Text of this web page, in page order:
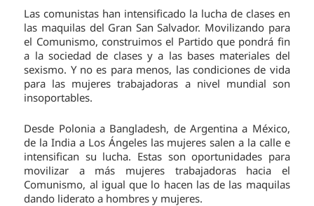
Las comunistas han intensificado la lucha de clases en
las maquilas del Gran San Salvador. Movilizando para
el Comunismo, construimos el Partido que pondrá fin
a la sociedad de clases y a las bases materiales del
sexismo. Y no es para menos, las condiciones de vida
para las mujeres trabajadoras a nivel mundial son
insoportables.
Desde Polonia a Bangladesh, de Argentina a México,
de la India a Los Ángeles las mujeres salen a la calle e
intensifican su lucha. Estas son oportunidades para
movilizar a más mujeres trabajadoras hacia el
Comunismo, al igual que lo hacen las de las maquilas
dando liderato a hombres y mujeres.